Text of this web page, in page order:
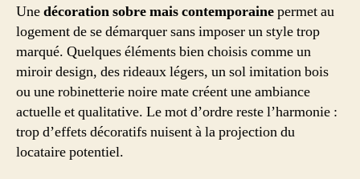
Unedécoration sobre mais contemporainepermet au
logement de se démarquer sans imposer un style trop
marqué. Quelques éléments bien choisis comme un
miroir design, des rideaux légers, un sol imitation bois
ou une robinetterie noire mate créent une ambiance
actuelle et qualitative. Le mot d’ordre reste l’harmonie :
trop d’effets décoratifs nuisent à la projection du
locataire potentiel.